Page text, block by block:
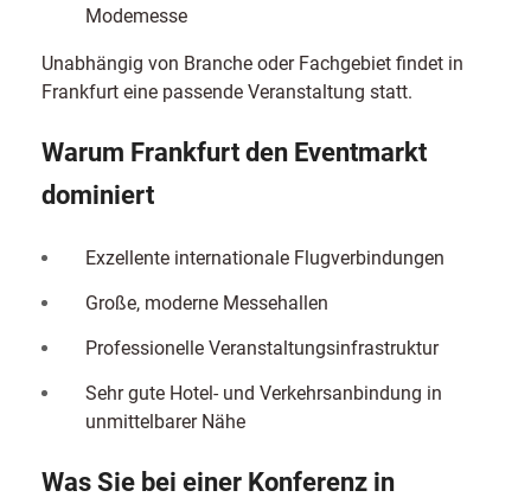
Modemesse
Unabhängig von Branche oder Fachgebiet findet in
Frankfurt eine passende Veranstaltung statt.
Warum Frankfurt den Eventmarkt
dominiert
Exzellente internationale Flugverbindungen
Große, moderne Messehallen
Professionelle Veranstaltungsinfrastruktur
Sehr gute Hotel- und Verkehrsanbindung in
unmittelbarer Nähe
Was Sie bei einer Konferenz in